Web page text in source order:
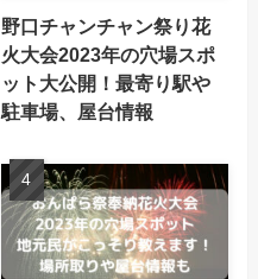
野口チャンチャン祭り花
火大会2023年の穴場スポ
ット大公開！最寄り駅や
駐車場、屋台情報